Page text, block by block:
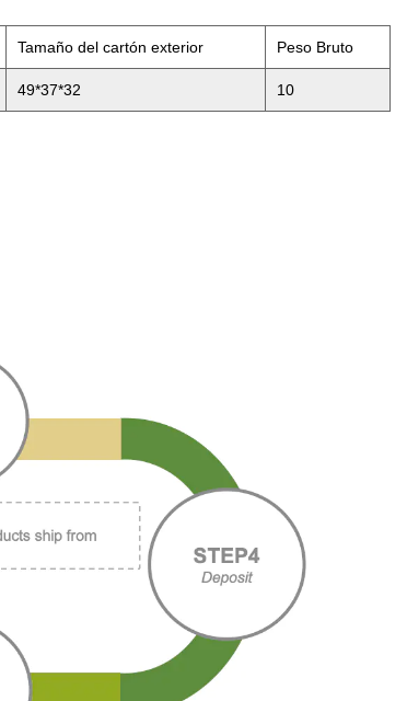
Tamaño del cartón exterior Peso Bruto
49*37*32 10